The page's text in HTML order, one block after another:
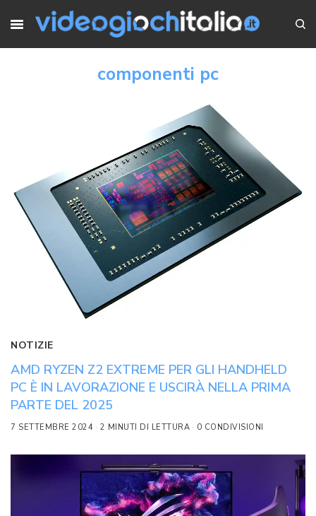
componenti pc
NOTIZIE
AMD RYZEN Z2 EXTREME PER GLI HANDHELD
PC È IN LAVORAZIONE E USCIRÀ NELLA PRIMA
PARTE DEL 2025
7 SETTEMBRE 2024 2 MINUTI DI LETTURA 0 CONDIVISIONI